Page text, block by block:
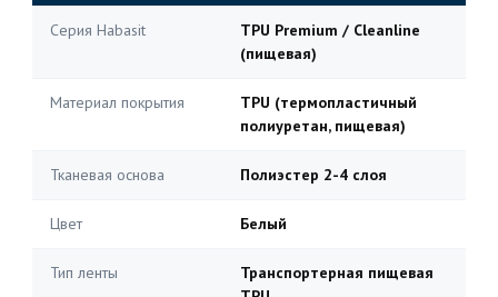
Серия Habasit
TPU Premium / Cleanline
(пищевая)
Материал покрытия
TPU (термопластичный
полиуретан, пищевая)
Тканевая основа Полиэстер 2-4 слоя
Цвет Белый
Тип ленты
Транспортерная пищевая